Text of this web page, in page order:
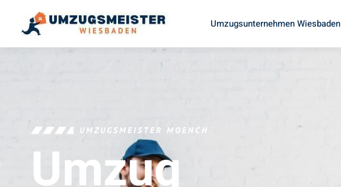
Umzugsunternehmen Wiesbaden
UMZUGSMEISTER MOENCH
Umzug